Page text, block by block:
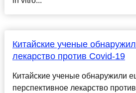
Китайские ученые
лекарство против Covid-19
Китайские ученые обнаружили
перспективное лекарство